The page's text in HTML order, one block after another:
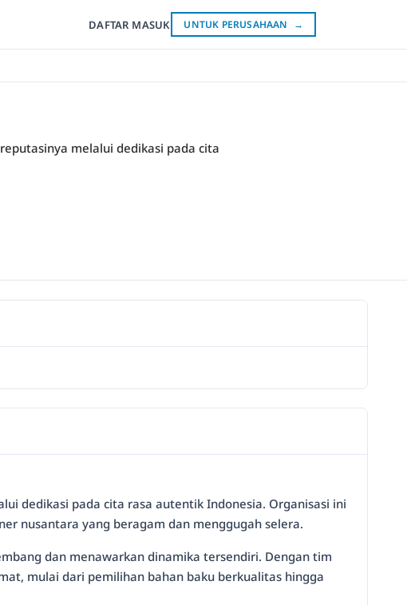
DAFTAR MASUK UNTUK PERUSAHAAN →
melalui dedikasi pada cita
dedikasi pada cita rasa autentik Indonesia. Organisasi ini
nusantara yang beragam dan menggugah selera.
dan menawarkan dinamika tersendiri. Dengan tim
mulai dari pemilihan bahan baku berkualitas hingga